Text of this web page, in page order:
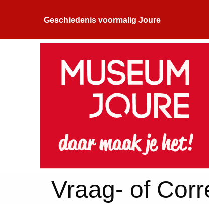
Geschiedenis voormalig Joure
Vraag- of